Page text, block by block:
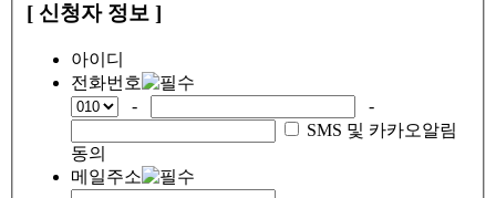
[ 신청자 정보 ]
아이디
전화번호
-
-
SMS 및 카카오알림
동의
메일주소